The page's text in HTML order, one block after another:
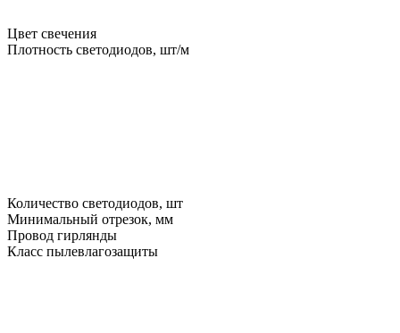
Цвет свечения
Плотность светодиодов, шт/м
Количество светодиодов, шт
Минимальный отрезок, мм
Провод гирлянды
Класс пылевлагозащиты